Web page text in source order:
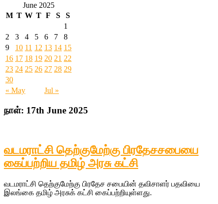
June 2025
M T W T F S S
« May Jul »
1
2
3 4 5 6 7
8
9
10 11 12 13 14 15
16 17 18 19 20 21 22
23 24 25 26 27 28 29
30
நாள்: 17th June 2025
வடமராட்சி தெற்குமேற்கு பிரதேசசபையை
கைப்பற்றிய தமிழ் அரசு கட்சி
வடமராட்சி தெற்குமேற்கு பிரதேச சபையின் தவிசாளர் பதவியை
இலங்கை தமிழ் அரசுக் கட்சி கைப்பற்றியுள்ளது.